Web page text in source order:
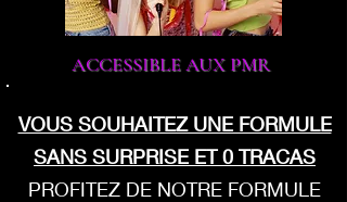
ACCESSIBLE AUX PMR
VOUS SOUHAITEZ UNE FORMULE
SANS SURPRISE ET 0 TRACAS
PROFITEZ DE NOTRE FORMULE